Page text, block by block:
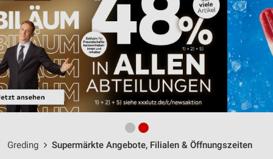
Greding Supermärkte Angebote, Filialen & Öffnungszeiten